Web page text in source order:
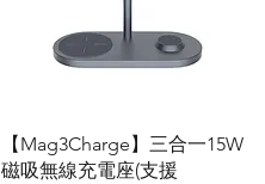
快速瀏覽
【Mag3Charge】三合一15W
磁吸無線充電座(支援